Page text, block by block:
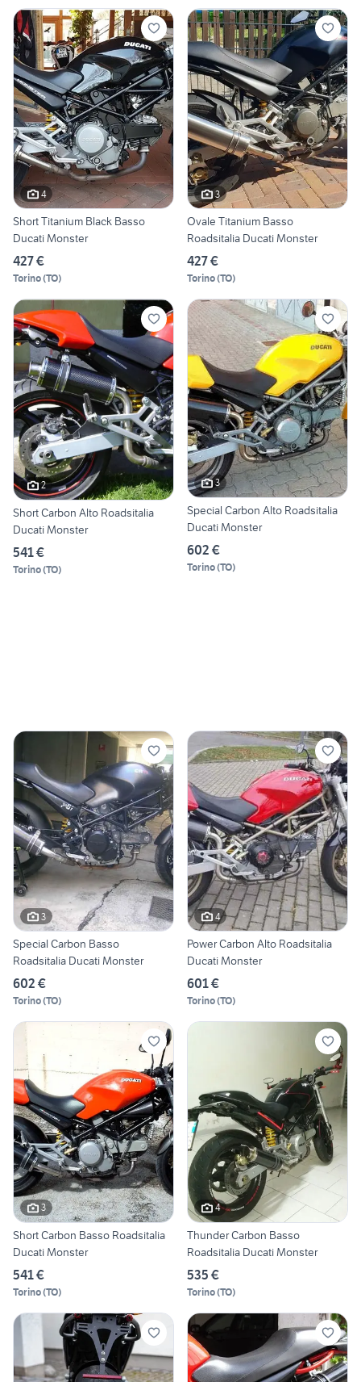
4
Short Titanium Black Basso
Ducati Monster
427 €
Torino(TO)
3
Ovale Titanium Basso
Roadsitalia Ducati Monster
427 €
Torino(TO)
2
Short Carbon Alto Roadsitalia
Ducati Monster
541 €
Torino(TO)
3
Special Carbon Alto Roadsitalia
Ducati Monster
602 €
Torino(TO)
3
Special Carbon Basso
Roadsitalia Ducati Monster
602 €
Torino(TO)
4
Power Carbon Alto Roadsitalia
Ducati Monster
601 €
Torino(TO)
3
Short Carbon Basso Roadsitalia
Ducati Monster
541 €
Torino(TO)
4
Thunder Carbon Basso
Roadsitalia Ducati Monster
535 €
Torino(TO)